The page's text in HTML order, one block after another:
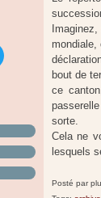
mondiale,
bout de
ce
sorte.
Cela ne
lesquels
Posté par